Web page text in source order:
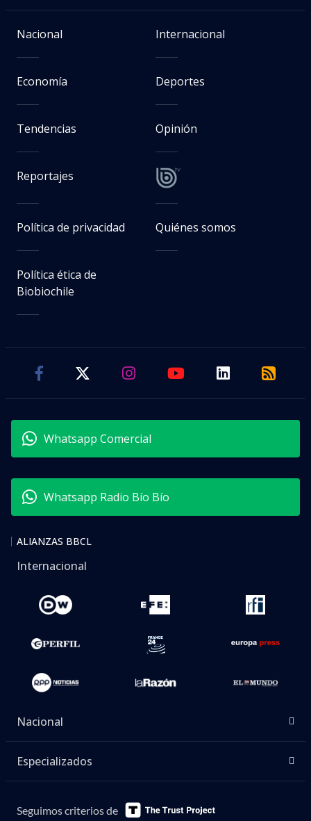
Nacional Internacional
Economía Deportes
Tendencias Opinión
Reportajes
Política de privacidad Quiénes somos
Política ética de
Biobiochile
Whatsapp Comercial
Whatsapp Radio Bío Bío
ALIANZAS BBCL
Internacional
Nacional
Especializados
Seguimos criterios de